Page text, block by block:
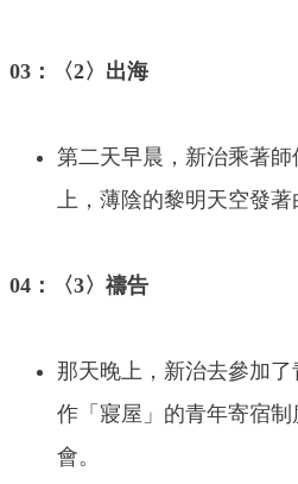
03：〈2〉出海
第二天早晨，新治乘著
上，薄陰的黎明天空發著
04：〈3〉禱告
那天晚上，新治去參加
作「寢屋」的青年寄宿
會。